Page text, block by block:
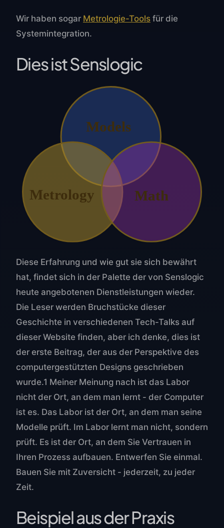
Wir haben sogar Metrologie-Tools für die
Systemintegration.
Dies ist Senslogic
Diese Erfahrung und wie gut sie sich bewährt
hat, findet sich in der Palette der von Senslogic
heute angebotenen Dienstleistungen wieder.
Die Leser werden Bruchstücke dieser
Geschichte in verschiedenen Tech-Talks auf
dieser Website finden, aber ich denke, dies ist
der erste Beitrag, der aus der Perspektive des
computergestützten Designs geschrieben
wurde.1 Meiner Meinung nach ist das Labor
nicht der Ort, an dem man lernt - der Computer
ist es. Das Labor ist der Ort, an dem man seine
Modelle prüft. Im Labor lernt man nicht, sondern
prüft. Es ist der Ort, an dem Sie Vertrauen in
Ihren Prozess aufbauen. Entwerfen Sie einmal.
Bauen Sie mit Zuversicht - jederzeit, zu jeder
Zeit.
Beispiel aus der Praxis